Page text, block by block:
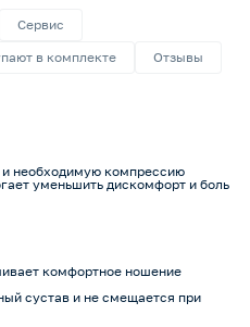
Сервис
в комплекте Отзывы
необходимую компрессию
уменьшить дискомфорт и боль
комфортное ношение
сустав и не смещается при